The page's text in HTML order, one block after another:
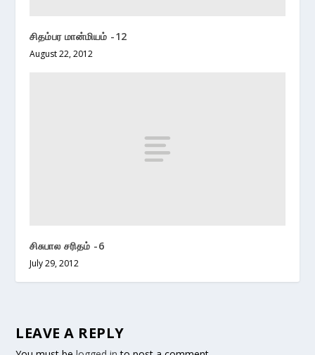
சிதம்பர மான்மியம் -12
August 22, 2012
சிசுபால சரிதம் -6
July 29, 2012
LEAVE A REPLY